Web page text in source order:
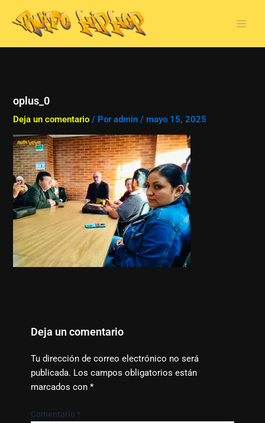
contenido
oplus_0
Deja un comentario / Poradmin/mayo 15, 2025
Deja un comentario
Tu dirección de correo electrónico no será
publicada. Los campos obligatorios están
marcados con *
Comentario *